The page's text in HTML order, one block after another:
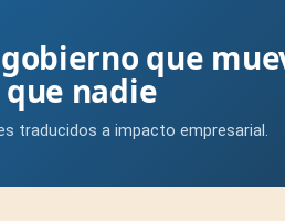
que
nadie
traducidos a impacto empresarial.